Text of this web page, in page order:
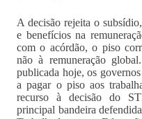
A decisão rejeita o
e benefícios na
com o acórdão, o piso
não à remuneração
publicada hoje, os
a pagar o piso aos
recurso à decisão do
principal bandeira